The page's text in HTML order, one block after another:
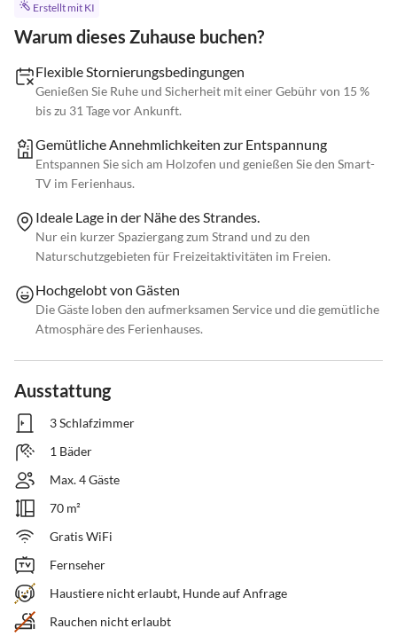
Erstellt mit KI
Warum dieses Zuhause buchen?
Flexible Stornierungsbedingungen
Genießen Sie Ruhe und Sicherheit mit einer Gebühr von 15 %
bis zu 31 Tage vor Ankunft.
Gemütliche Annehmlichkeiten zur Entspannung
Entspannen Sie sich am Holzofen und genießen Sie den Smart-
TV im Ferienhaus.
Ideale Lage in der Nähe des Strandes.
Nur ein kurzer Spaziergang zum Strand und zu den
Naturschutzgebieten für Freizeitaktivitäten im Freien.
Hochgelobt von Gästen
Die Gäste loben den aufmerksamen Service und die gemütliche
Atmosphäre des Ferienhauses.
Ausstattung
3 Schlafzimmer
1 Bäder
Max. 4 Gäste
70 m²
Gratis WiFi
Fernseher
Haustiere nicht erlaubt, Hunde auf Anfrage
Rauchen nicht erlaubt